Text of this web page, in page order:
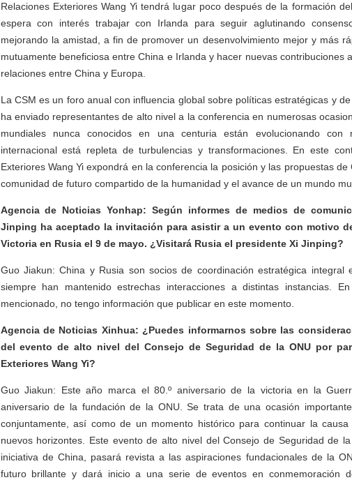
Relaciones Exteriores Wang Yi tendrá lugar poco después de la formación
espera con interés trabajar con Irlanda para seguir aglutinando
mejorando la amistad, a fin de promover un desenvolvimiento mejor y más
mutuamente beneficiosa entre China e Irlanda y hacer nuevas contribuciones
relaciones entre China y Europa.
La CSM es un foro anual con influencia global sobre políticas estratégicas y
ha enviado representantes de alto nivel a la conferencia en numerosas
mundiales nunca conocidos en una centuria están evolucionando
internacional está repleta de turbulencias y transformaciones. En este
Exteriores Wang Yi expondrá en la conferencia la posición y las propuestas
comunidad de futuro compartido de la humanidad y el avance de un mundo
Agencia de Noticias Yonhap: Según informes de medios de
Jinping ha aceptado la invitación para asistir a un evento con motivo
Victoria en Rusia el 9 de mayo. ¿Visitará Rusia el presidente Xi Jinping?
Guo Jiakun: China y Rusia son socios de coordinación estratégica
siempre han mantenido estrechas interacciones a distintas instancias.
mencionado, no tengo información que publicar en este momento.
Agencia de Noticias Xinhua: ¿Puedes informarnos sobre las
del evento de alto nivel del Consejo de Seguridad de la ONU por
Exteriores Wang Yi?
Guo Jiakun: Este año marca el 80.º aniversario de la victoria en la
aniversario de la fundación de la ONU. Se trata de una ocasión
conjuntamente, así como de un momento histórico para continuar la
nuevos horizontes. Este evento de alto nivel del Consejo de Seguridad de
iniciativa de China, pasará revista a las aspiraciones fundacionales de la
futuro brillante y dará inicio a una serie de eventos en conmemoración